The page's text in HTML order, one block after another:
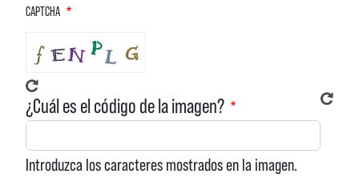
CAPTCHA
¿Cuál es el código de la imagen?
Introduzca los caracteres mostrados en la imagen.